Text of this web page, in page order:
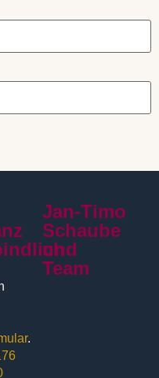
.
Jan-Timo
Schaube
und
Team